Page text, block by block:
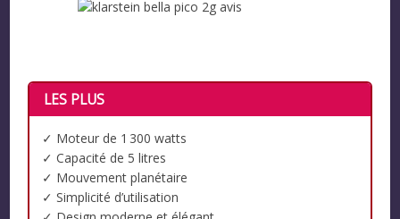
LES PLUS
✓ Moteur de 1 300 watts
✓ Capacité de 5 litres
✓ Mouvement planétaire
✓ Simplicité d’utilisation